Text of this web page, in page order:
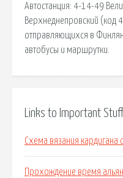
Автостанция: 4-14-49
Верхнеднепровский (код
отправляющихся в
автобусы и маршрутки.
Links to Important Stuff
Схема вязания
Прохождение время